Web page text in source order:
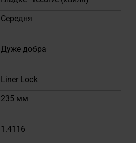
Середня
Дуже добра
Liner Lock
235 мм
1.4116